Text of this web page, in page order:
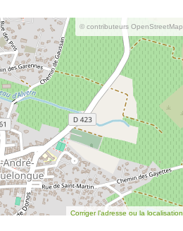
© contributeurs OpenStreetMap
Corriger l’adresse ou la localisation